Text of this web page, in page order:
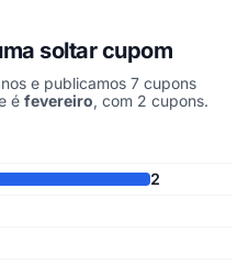
soltar cupom
e publicamos 7 cupons
é fevereiro, com 2 cupons.
mês, somando os últimos 6
2